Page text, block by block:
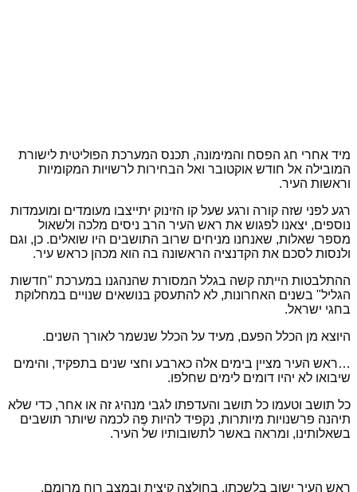
מיד אחרי חג הפסח והמימונה, תכנס המערכת הפוליטית לישורת
המובילה אל חודש אוקטובר ואל הבחירות לרשויות המקומיות
וראשות העיר.
רגע לפני שזה קורה ורגע שעל קו הזינוק יתייצבו מעומדים ומועמדות
נוספים, יצאנו לפגוש את ראש העיר הרב ניסים מלכה ולשאול
מספר שאלות, שאנחנו מניחים שרוב התושבים היו שואלים. כן, וגם
ולנסות לסכם את הקדנציה הראשונה בה הוא מכהן כראש עיר.
ההתלבטות הייתה קשה בגלל המסורת שהנהגנו במערכת "חדשות
הגליל" בשנים האחרונות, לא להתעסק בנושאים שנויים במחלוקת
בחגי ישראל.
היוצא מן הכלל הפעם, מעיד על הכלל שנשמר לאורך השנים.
…ראש העיר מציין בימים אלה כארבע וחצי שנים בתפקיד, והימים
שיבואו לא יהיו דומים לימים שחלפו.
כל תושב וטעמו כל תושב והעדפתו לגבי מנהיג זה או אחר, כדי שלא
תיהנה פרשנויות מיותרות, נקפיד להיות פֶּה לכמה שיותר תושבים
בשאלותינו, ומראה באשר לתשובותיו של העיר.
ראש העיר ישוב בלשכתו, בחולצה קיצית ובמצב רוח מרומם,